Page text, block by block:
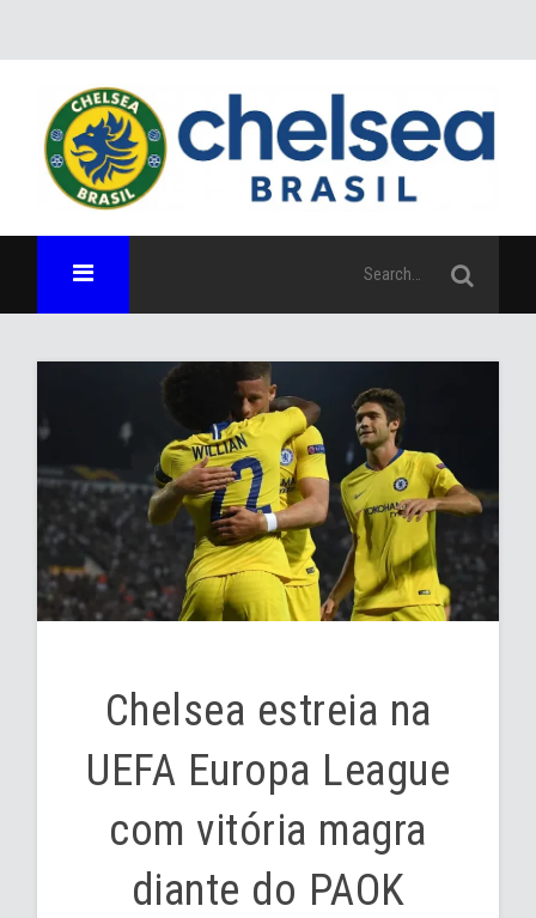
Chelsea estreia na
UEFA Europa League
com vitória magra
diante do PAOK